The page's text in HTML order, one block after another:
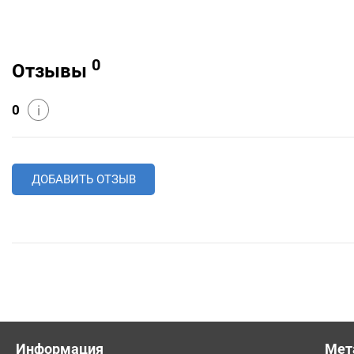
Отзывы 0
0 i
ДОБАВИТЬ ОТЗЫВ
Информация